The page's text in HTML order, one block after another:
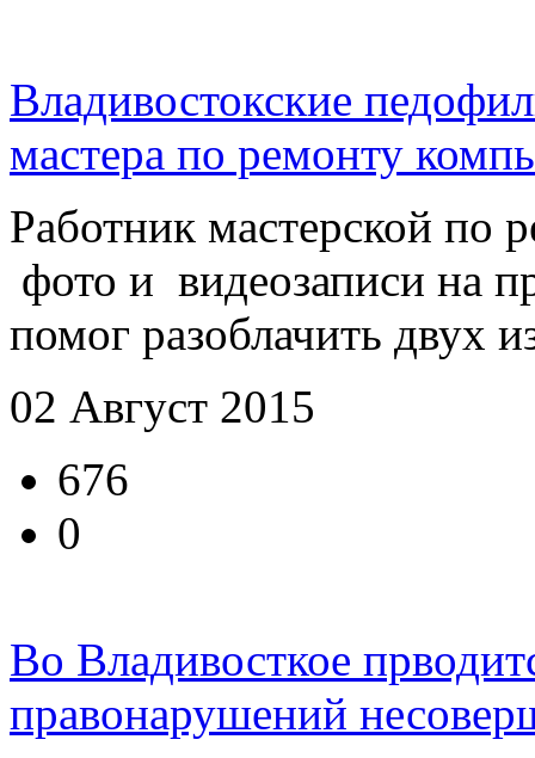
Владивостокские
мастера по ремонту
Работник мастерской по
фото и видеозаписи на
помог разоблачить двух
02 Август 2015
676
0
Во Владивосткое
правонарушений